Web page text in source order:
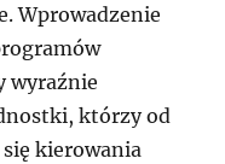
Wprowadzenie
wyraźnie
którzy od
kierowania